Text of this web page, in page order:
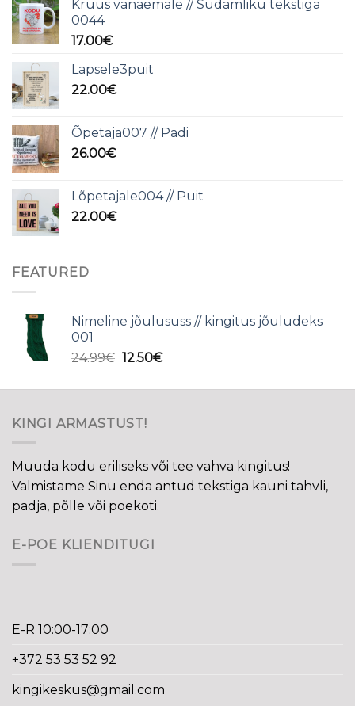
Kruus vanaemale // Südamliku tekstiga
0044
17.00€
Lapsele3puit
22.00€
Õpetaja007 // Padi
26.00€
Lõpetajale004 // Puit
22.00€
FEATURED
Nimeline jõulususs // kingitus jõuludeks
001
24.99€ Algne
oli:
12.50€Current
is:
KINGI ARMASTUST!
Muuda kodu eriliseks või tee vahva kingitus!
Valmistame Sinu enda antud tekstiga kauni tahvli,
padja, põlle või poekoti.
E-POE KLIENDITUGI
E-R 10:00-17:00
+372 53 53 52 92
kingikeskus@gmail.com